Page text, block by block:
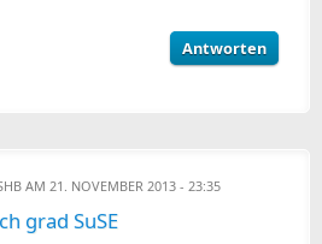
Antworten
AM 21. NOVEMBER 2013 - 23:35
grad SuSE